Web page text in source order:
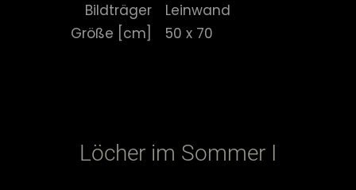
Bildträger
Leinwand
Größe [cm]
50 x 70
Löcher im Sommer I